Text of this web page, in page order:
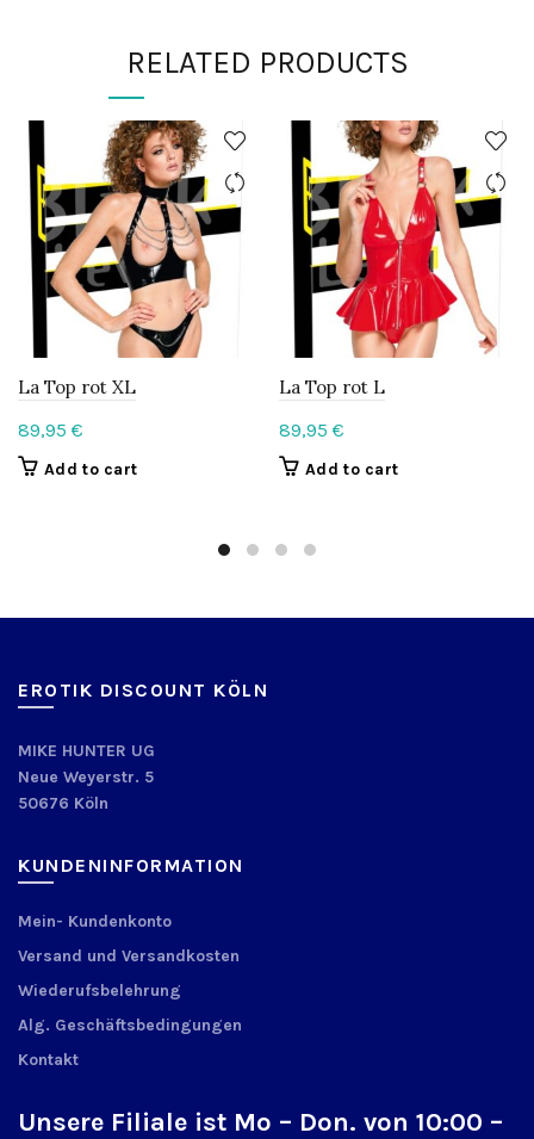
RELATED PRODUCTS
La Top rot XL
89,95 €
Add to cart
La Top rot L
89,95 €
Add to cart
EROTIK DISCOUNT KÖLN
MIKE HUNTER UG
Neue Weyerstr. 5
50676 Köln
KUNDENINFORMATION
Mein- Kundenkonto
Versand und Versandkosten
Wiederufsbelehrung
Alg. Geschäftsbedingungen
Kontakt
Unsere Filiale ist Mo – Don. von 10:00 –